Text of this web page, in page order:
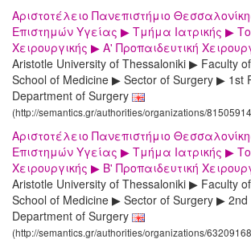
Αριστοτέλειο Πανεπιστήμιο
Επιστημών Υγείας ▶ Τμήμα Ιατρικής ▶
Χειρουργικής ▶ Α' Προπαιδευτική
Aristotle University of Thessaloniki ▶ Faculty
School of Medicine ▶ Sector of Surgery ▶ 1st
Department of Surgery
(http://semantics.gr/authorities/organizations/
Αριστοτέλειο Πανεπιστήμιο
Επιστημών Υγείας ▶ Τμήμα Ιατρικής ▶
Χειρουργικής ▶ Β' Προπαιδευτική
Aristotle University of Thessaloniki ▶ Faculty
School of Medicine ▶ Sector of Surgery ▶ 2nd
Department of Surgery
(http://semantics.gr/authorities/organizations/